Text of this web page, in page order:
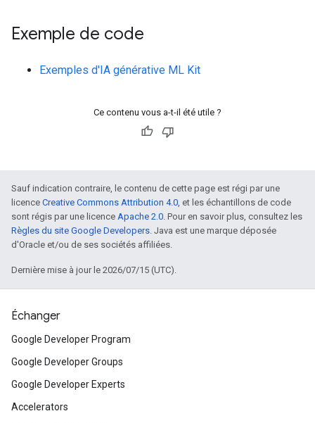
Exemple de code
Exemples d'IA générative ML Kit
Ce contenu vous a-t-il été utile ?
Sauf indication contraire, le contenu de cette page est régi par une
licence Creative Commons Attribution 4.0, et les échantillons de code
sont régis par une licence Apache 2.0. Pour en savoir plus, consultez les
Règles du site Google Developers. Java est une marque déposée
d'Oracle et/ou de ses sociétés affiliées.
Dernière mise à jour le 2026/07/15 (UTC).
Échanger
Google Developer Program
Google Developer Groups
Google Developer Experts
Accelerators